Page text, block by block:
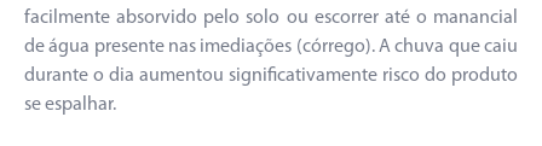
facilmente absorvido pelo solo ou escorrer até o manancial
de água presente nas imediações (córrego). A chuva que caiu
durante o dia aumentou significativamente risco do produto
se espalhar.